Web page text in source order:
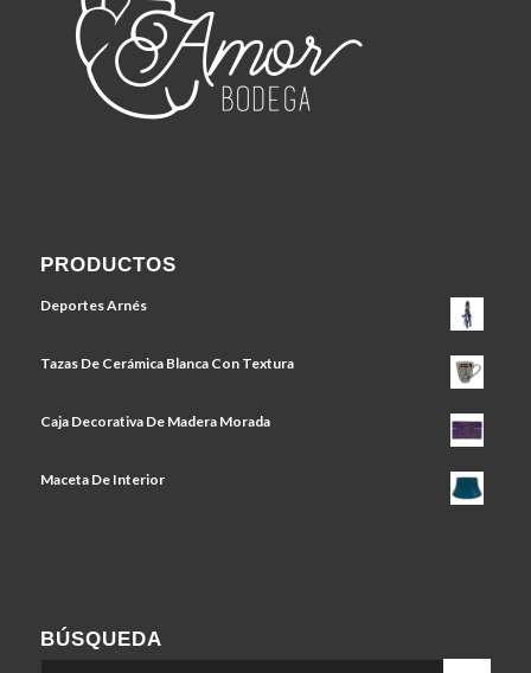
PRODUCTOS
Deportes Arnés
Tazas De Cerámica Blanca Con Textura
Caja Decorativa De Madera Morada
Maceta De Interior
BÚSQUEDA